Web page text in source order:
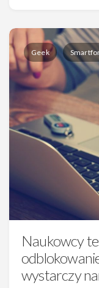
Geek
Naukowcy
wystarczy